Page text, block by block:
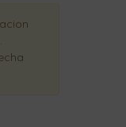
.